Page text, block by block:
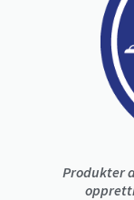
Produkter